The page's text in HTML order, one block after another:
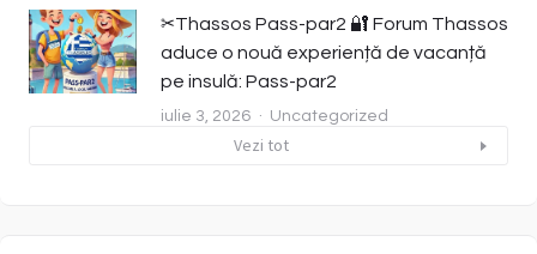
✂️Thassos Pass-par2 🔐 Forum Thassos
aduce o nouă experiență de vacanță
pe insulă: Pass-par2
iulie 3, 2026 Uncategorized
Vezi tot